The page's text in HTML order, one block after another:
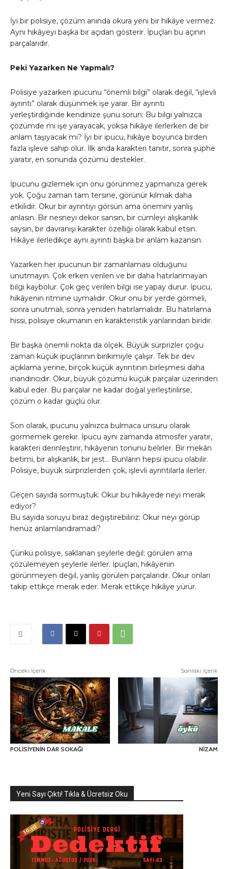
İyi bir polisiye, çözüm anında okura yeni bir hikâye vermez.
Aynı hikâyeyi başka bir açıdan gösterir. İpuçları bu açının
parçalarıdır.
Peki Yazarken Ne Yapmalı?
Polisiye yazarken ipucunu “önemli bilgi” olarak değil, “işlevli
ayrıntı” olarak düşünmek işe yarar. Bir ayrıntı
yerleştirdiğinde kendinize şunu sorun: Bu bilgi yalnızca
çözümde mi işe yarayacak, yoksa hikâye ilerlerken de bir
anlam taşıyacak mı? İyi bir ipucu, hikâye boyunca birden
fazla işleve sahip olur. İlk anda karakteri tanıtır, sonra şüphe
yaratır, en sonunda çözümü destekler.
İpucunu gizlemek için onu görünmez yapmanıza gerek
yok. Çoğu zaman tam tersine, görünür kılmak daha
etkilidir. Okur bir ayrıntıyı görsün ama önemini yanlış
anlasın. Bir nesneyi dekor sansın, bir cümleyi alışkanlık
saysın, bir davranışı karakter özelliği olarak kabul etsin.
Hikâye ilerledikçe aynı ayrıntı başka bir anlam kazansın.
Yazarken her ipucunun bir zamanlaması olduğunu
unutmayın. Çok erken verilen ve bir daha hatırlanmayan
bilgi kaybolur. Çok geç verilen bilgi ise yapay durur. İpucu,
hikâyenin ritmine uymalıdır. Okur onu bir yerde görmeli,
sonra unutmalı, sonra yeniden hatırlamalıdır. Bu hatırlama
hissi, polisiye okumanın en karakteristik yanlarından biridir.
Bir başka önemli nokta da ölçek. Büyük sürprizler çoğu
zaman küçük ipuçlarının birikimiyle çalışır. Tek bir dev
açıklama yerine, birçok küçük ayrıntının birleşmesi daha
inandırıcıdır. Okur, büyük çözümü küçük parçalar üzerinden
kabul eder. Bu parçalar ne kadar doğal yerleştirilirse,
çözüm o kadar güçlü olur.
Son olarak, ipucunu yalnızca bulmaca unsuru olarak
görmemek gerekir. İpucu aynı zamanda atmosfer yaratır,
karakteri derinleştirir, hikâyenin tonunu belirler. Bir mekân
betimi, bir alışkanlık, bir jest… Bunların hepsi ipucu olabilir.
Polisiye, büyük sürprizlerden çok, işlevli ayrıntılarla ilerler.
Geçen sayıda sormuştuk: Okur bu hikâyede neyi merak
ediyor?
Bu sayıda soruyu biraz değiştirebiliriz: Okur neyi görüp
henüz anlamlandıramadı?
Çünkü polisiye, saklanan şeylerle değil; görülen ama
çözülemeyen şeylerle ilerler. İpuçları, hikâyenin
görünmeyen değil, yanlış görülen parçalarıdır. Okur onları
takip ettikçe merak eder. Merak ettikçe hikâye yürür.
Önceki İçerik
POLİSİYENİN DAR SOKAĞI
Sonraki İçerik
NİZAM
Yeni Sayı Çıktı! Tıkla & Ücretsiz Oku